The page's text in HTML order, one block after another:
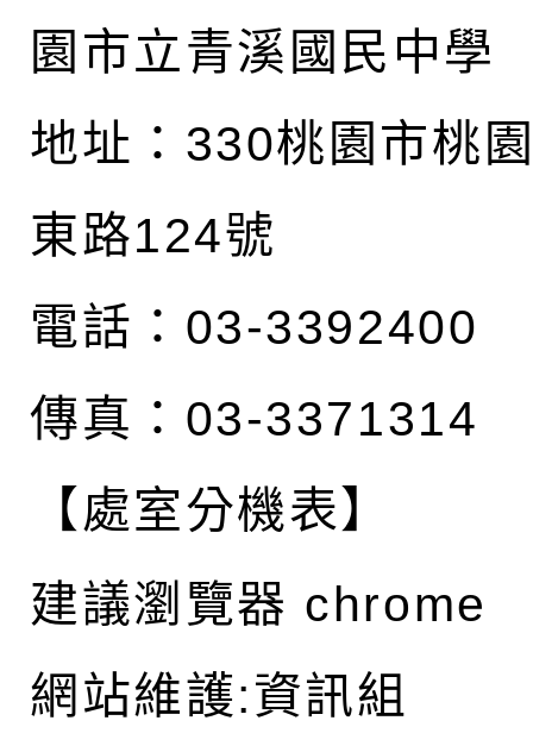
園市立青溪國民中學
地址： 330桃園市桃
東路124號
電話：03-3392400
傳真：03-3371314
【處室分機表】
建議瀏覽器 chrome
網站維護:資訊組